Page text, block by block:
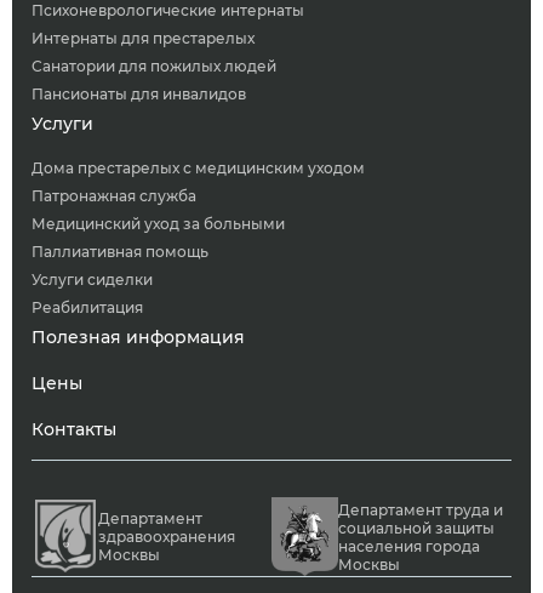
Психоневрологические интернаты
Интернаты для престарелых
Санатории для пожилых людей
Пансионаты для инвалидов
Услуги
Дома престарелых с медицинским уходом
Патронажная служба
Медицинский уход за больными
Паллиативная помощь
Услуги сиделки
Реабилитация
Полезная информация
Цены
Контакты
Департамент
здравоохранения
Москвы
Департамент труда и
социальной защиты
населения города
Москвы